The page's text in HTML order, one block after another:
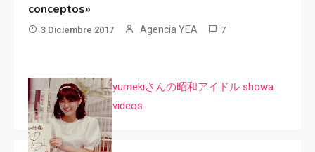
conceptos»
3 Diciembre 2017 Agencia YEA 7
yumekiさんの昭和アイドル showa
videos